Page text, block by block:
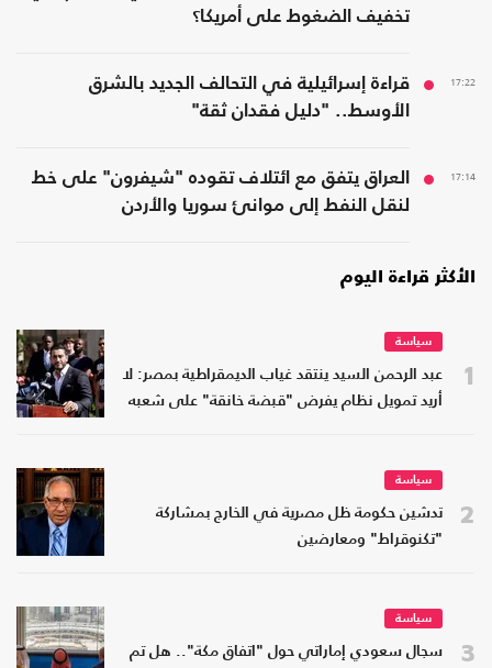
تخفيف الضغوط على أمريكا؟
17:22
قراءة إسرائيلية في التحالف الجديد بالشرق
الأوسط.. "دليل فقدان ثقة"
17:14
العراق يتفق مع ائتلاف تقوده "شيفرون" على خط
لنقل النفط إلى موانئ سوريا والأردن
الأكثر قراءة اليوم
1
سياسة
عبد الرحمن السيد ينتقد غياب الديمقراطية بمصر: لا
أريد تمويل نظام يفرض "قبضة خانقة" على شعبه
2
سياسة
تدشين حكومة ظل مصرية في الخارج بمشاركة
"تكنوقراط" ومعارضين
3
سياسة
سجال سعودي إماراتي حول "اتفاق مكة".. هل تم